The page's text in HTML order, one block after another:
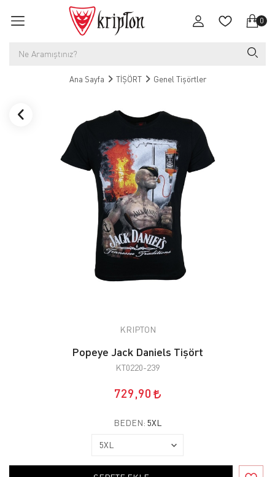
0
Ana Sayfa TİŞÖRT Genel Tişörtler
KRIPTON
Popeye Jack Daniels Tişört
KT0220-239
729,90
BEDEN: 5XL